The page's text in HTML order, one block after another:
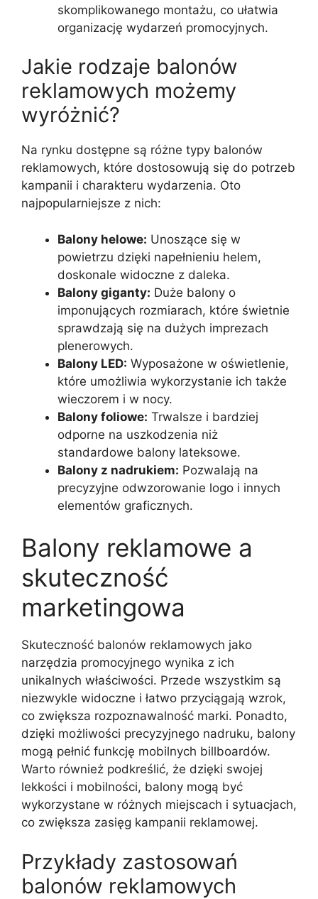
skomplikowanego montażu, co ułatwia
organizację wydarzeń promocyjnych.
Jakie rodzaje balonów
reklamowych możemy
wyróżnić?
Na rynku dostępne są różne typy balonów
reklamowych, które dostosowują się do potrzeb
kampanii i charakteru wydarzenia. Oto
najpopularniejsze z nich:
Balony helowe: Unoszące się w
powietrzu dzięki napełnieniu helem,
doskonale widoczne z daleka.
Balony giganty: Duże balony o
imponujących rozmiarach, które świetnie
sprawdzają się na dużych imprezach
plenerowych.
Balony LED: Wyposażone w oświetlenie,
które umożliwia wykorzystanie ich także
wieczorem i w nocy.
Balony foliowe: Trwalsze i bardziej
odporne na uszkodzenia niż
standardowe balony lateksowe.
Balony z nadrukiem: Pozwalają na
precyzyjne odwzorowanie logo i innych
elementów graficznych.
Balony reklamowe a
skuteczność
marketingowa
Skuteczność balonów reklamowych jako
narzędzia promocyjnego wynika z ich
unikalnych właściwości. Przede wszystkim są
niezwykle widoczne i łatwo przyciągają wzrok,
co zwiększa rozpoznawalność marki. Ponadto,
dzięki możliwości precyzyjnego nadruku, balony
mogą pełnić funkcję mobilnych billboardów.
Warto również podkreślić, że dzięki swojej
lekkości i mobilności, balony mogą być
wykorzystane w różnych miejscach i sytuacjach,
co zwiększa zasięg kampanii reklamowej.
Przykłady zastosowań
balonów reklamowych